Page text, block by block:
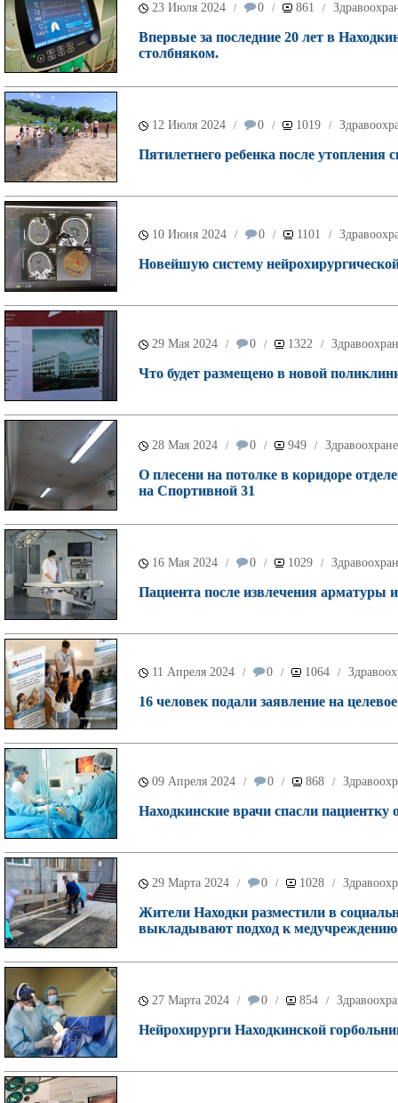
23 Июля 2024 / 0 / 861 /
Впервые за последние 20 лет в
столбняком.
12 Июля 2024 / 0 / 1019 /
Пятилетнего ребенка после утопления
10 Июня 2024 / 0 / 1101 /
Новейшую систему
29 Мая 2024 / 0 / 1322 /
Что будет размещено в новой
28 Мая 2024 / 0 / 949 /
О плесени на потолке в коридоре
на Спортивной 31
16 Мая 2024 / 0 / 1029 /
Пациента после извлечения арматуры
11 Апреля 2024 / 0 / 1064 /
16 человек подали заявление на
09 Апреля 2024 / 0 / 868 /
Находкинские врачи спасли пациентку
29 Марта 2024 / 0 / 1028 /
Жители Находки разместили в
выкладывают подход к
27 Марта 2024 / 0 / 854 /
Нейрохирурги Находкинской